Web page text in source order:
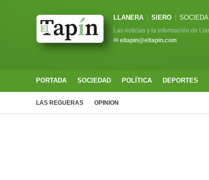
LLANERA SIERO
Las noticias y la información de
✉ eltapin@eltapin.com
PORTADA SOCIEDAD POLÍTICA DEPORTES
LAS REGUERAS OPINION